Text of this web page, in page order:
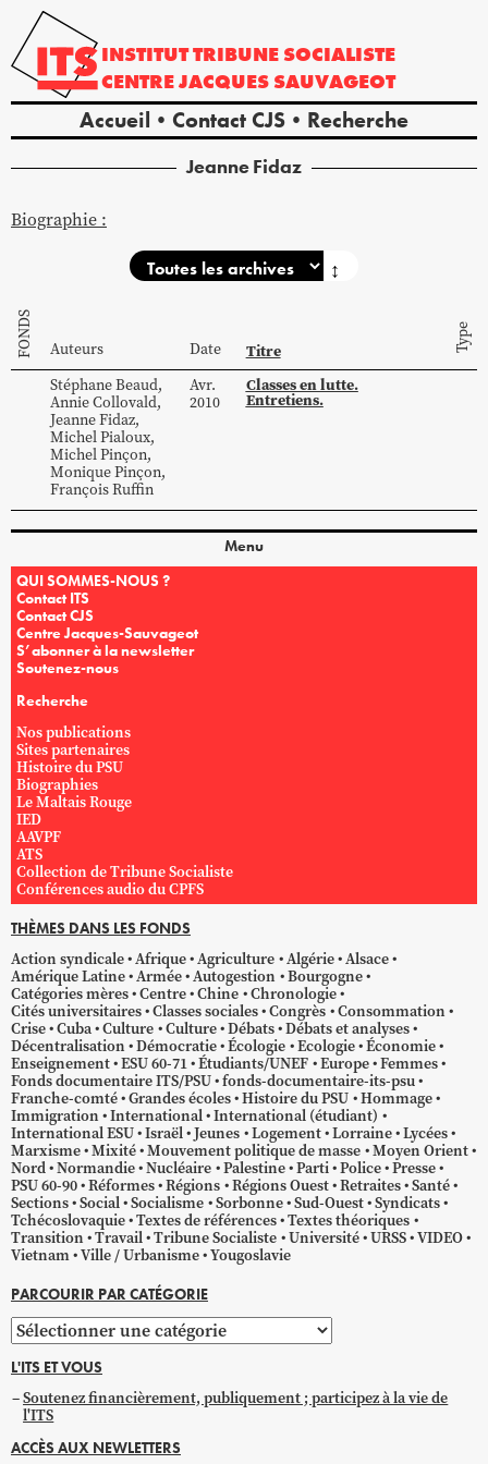
INSTITUTTRIBUNE SOCIALISTE
CENTREJACQUES SAUVAGEOT
Accueil Contact CJS Recherche
JeanneFidaz
Biographie :
↕
FONDS Auteurs Date Titre Type
StéphaneBeaud,
AnnieCollovald,
JeanneFidaz,
MichelPialoux,
MichelPinçon,
MoniquePinçon,
FrançoisRuffin
Avr.
2010
Classes en lutte.
Entretiens.
Menu
QUI SOMMES-NOUS ?
Contact ITS
Contact CJS
Centre Jacques-Sauvageot
S’abonner à la newsletter
Soutenez-nous
Recherche
Nos publications
Sites partenaires
Histoire du PSU
Biographies
Le Maltais Rouge
IED
AAVPF
ATS
Collection de Tribune Socialiste
Conférences audio du CPFS
THÈMES DANS LES FONDS
Action syndicale Afrique Agriculture Algérie Alsace
Amérique Latine Armée Autogestion
Bourgogne
Catégories mères Centre Chine Chronologie
Cités universitaires Classes sociales Congrès Consommation
Crise Cuba Culture Culture Débats Débats et analyses
Décentralisation Démocratie Écologie Ecologie Économie
Enseignement ESU 60-71 Étudiants/UNEF Europe Femmes
Fonds documentaire ITS/PSU fonds-documentaire-its-psu
Franche-comté Grandes écoles Histoire du PSU Hommage
Immigration International International (étudiant)
International ESU Israël Jeunes Logement Lorraine Lycées
Marxisme Mixité Mouvement politique de masse Moyen Orient
Nord Normandie Nucléaire Palestine Parti Police Presse
PSU 60-90 Réformes Régions Régions Ouest Retraites Santé
Sections Social Socialisme Sorbonne Sud-Ouest Syndicats
Tchécoslovaquie Textes de références Textes théoriques
Transition Travail Tribune Socialiste Université URSS VIDEO
Vietnam Ville / Urbanisme Yougoslavie
PARCOURIR PAR CATÉGORIE
Parcourir
par
catégorie
L'ITS ET VOUS
Soutenez financièrement, publiquement ; participez à la vie de
l'ITS
ACCÈS AUX NEWLETTERS